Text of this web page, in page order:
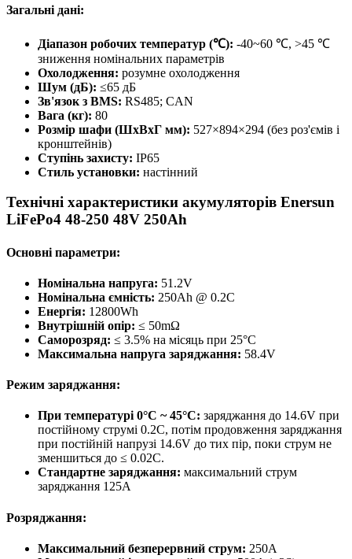
Загальні дані:
Діапазон робочих температур (℃): -40~60 ℃, >45 ℃
зниження номінальних параметрів
Охолодження: розумне охолодження
Шум (дБ): ≤65 дБ
Зв'язок з BMS: RS485; CAN
Вага (кг): 80
Розмір шафи (ШxВxГ мм): 527×894×294 (без роз'ємів і
кронштейнів)
Ступінь захисту: IP65
Стиль установки: настінний
Технічні характеристики акумуляторів Enersun
LiFePo4 48-250 48V 250Ah
Основні параметри:
Номінальна напруга: 51.2V
Номінальна ємність: 250Ah @ 0.2C
Енергія: 12800Wh
Внутрішній опір: ≤ 50mΩ
Саморозряд: ≤ 3.5% на місяць при 25°C
Максимальна напруга заряджання: 58.4V
Режим заряджання:
При температурі 0°C ~ 45°C: заряджання до 14.6V при
постійному струмі 0.2C, потім продовження заряджання
при постійній напрузі 14.6V до тих пір, поки струм не
зменшиться до ≤ 0.02C.
Стандартне заряджання: максимальний струм
заряджання 125A
Розряджання:
Максимальний безперервний струм: 250A